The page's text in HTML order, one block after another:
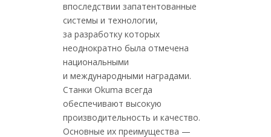
впоследствии запатентованные
системы и технологии,
за разработку которых
неоднократно была отмечена
национальными
и международными наградами.
Cтанки Okuma всегда
обеспечивают высокую
производительность и качество.
Основные их преимущества —